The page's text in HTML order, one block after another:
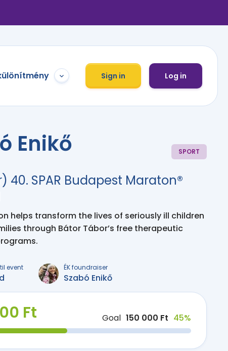
Sign in Log in
Enikő SPORT
40. SPAR Budapest Maraton®
helps transform the lives of seriously ill children
through Bátor Tábor’s free therapeutic
event ÉK foundraiser
Szabó Enikő
Ft Goal 150 000 Ft 45%